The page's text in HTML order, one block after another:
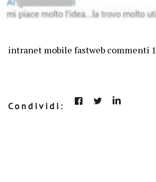
intranet mobile fastweb commenti 1
Condividi: